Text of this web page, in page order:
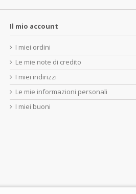
Il mio account
I miei ordini
Le mie note di credito
I miei indirizzi
Le mie informazioni personali
I miei buoni